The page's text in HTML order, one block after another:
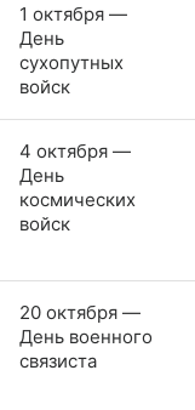
1 октября —
День
сухопутных
войск
4 октября —
День
космических
войск
20 октября —
День военного
связиста